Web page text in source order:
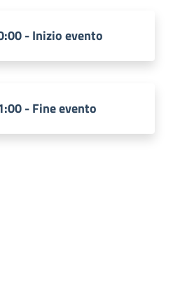
- Inizio evento
- Fine evento